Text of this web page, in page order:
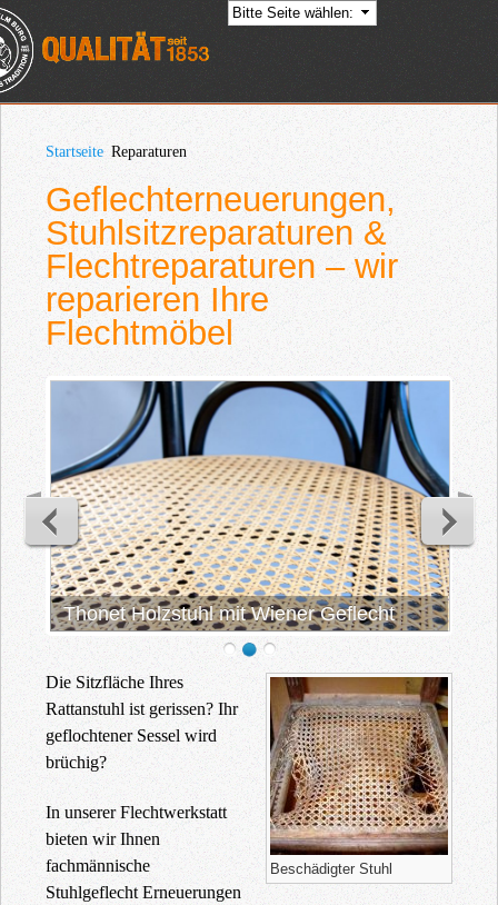
zum
Inhalt
Startseite Reparaturen
Geflechterneuerungen,
Stuhlsitzreparaturen &
Flechtreparaturen – wir
reparieren Ihre
Flechtmöbel
Thonet Holzstuhl mit Wiener Geflecht
Beschädigter Stuhl
Die Sitzfläche Ihres
Rattanstuhl ist gerissen? Ihr
geflochtener Sessel wird
brüchig?
In unserer Flechtwerkstatt
bieten wir Ihnen
fachmännische
Stuhlgeflecht Erneuerungen